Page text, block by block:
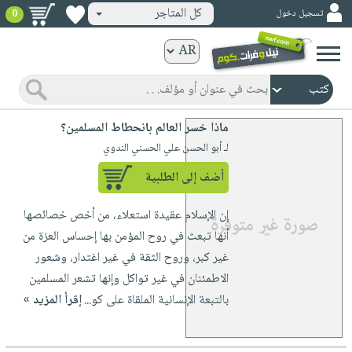
ورقية
المواضيع
صدر
شحن
مشوقة
كتب
حديثاً
صوتية
حدود
وسائل
تسجيل دخول كل المتاجر 0
ماذا خسر العالم بانحطاط المسلمين؟
لـ أبو الحسن علي الحسني الندوي
أضف إلى الطلبية
إن الإسلام عقيدة استعلاء، من أخص خصائصها
أنها تبعث في روح المؤمن بها إحساس العزة من
غير كبر، وروح الثقة في غير اغتدار، وشعور
الاطمئنان في غير تواكل وإنها تشعر المسلمين
بالتبعة الإنسانية الملقاة على كو...إقرأ المزيد »